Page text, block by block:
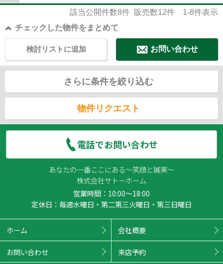
該当公開件数8件 販売数12件 1-8件表示
チェックした物件をまとめて
お問い合わせ
検討リストに追加
さらに条件を絞り込む
物件リクエスト
電話でお問い合わせ
あなたの一番ここにある～笑顔と誠実～
株式会社サトーホーム
営業時間：10:00～18:00
定休日：毎週水曜日・第二第三火曜日・第三日曜日
ホーム 会社概要
お問い合わせ 来店予約